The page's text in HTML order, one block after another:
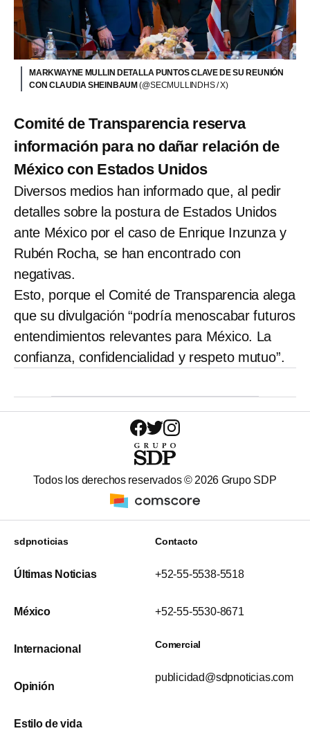
MARKWAYNE MULLIN DETALLA PUNTOS CLAVE DE SU REUNIÓN
CON CLAUDIA SHEINBAUM(@SECMULLINDHS / X)
Comité de Transparencia reserva
información para no dañar relación de
México con Estados Unidos
Diversos medios han informado que, al pedir
detalles sobre la postura de Estados Unidos
ante México por el caso de Enrique Inzunza y
Rubén Rocha, se han encontrado con
negativas.
Esto, porque el Comité de Transparencia alega
que su divulgación “podría menoscabar futuros
entendimientos relevantes para México. La
confianza, confidencialidad y respeto mutuo”.
Todos los derechos reservados © 2026 Grupo SDP
sdpnoticias
Últimas Noticias
México
Internacional
Opinión
Estilo de vida
Contacto
+52-55-5538-5518
+52-55-5530-8671
Comercial
publicidad@sdpnoticias.com